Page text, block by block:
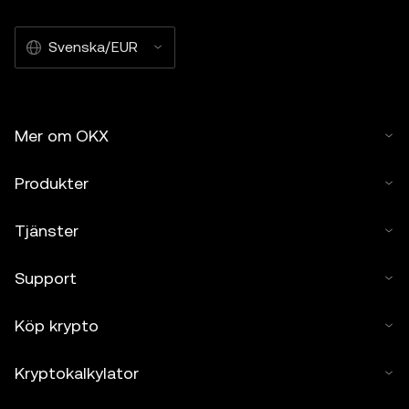
Svenska/EUR
Mer om OKX
Produkter
Tjänster
Support
Köp krypto
Kryptokalkylator